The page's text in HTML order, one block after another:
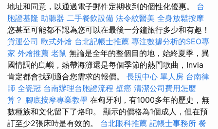
地址和同意，以通過電子郵件定期收到的個性化優惠。 台
胞證基隆 助聽器 二手餐飲設備 法令紋醫美 全身放鬆按摩
您甚至可能都不認為您可以在最後一分鐘旅行多少和有趣！
貨運公司 歐式外燴 台北記帳士推薦 專注數據分析的SEO專
家 外燴推薦 老鼠 無論是全年的整個目的地，始終夏季，異
國情調的島嶼，熱帶海灘還是每個季節的熱門歌曲，Invia
肯定都會找到適合您需求的報價。 長照中心 單人房 台南律
師 全瓷冠 台南辦理台胞證流程 壁癌 清潔公司費用怎麼
算？ 腳底按摩專業教學 在匈牙利，有1000多年的歷史，無
數種族和文化留下了烙印。 顯示的價格為1個成人，但在預
訂至少2張床時是有效的。 台北眼科推薦 記帳士事務所 餐